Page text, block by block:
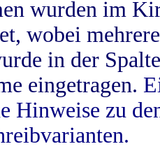
wurden im
wobei
in der
eingetragen.
Hinweise zu